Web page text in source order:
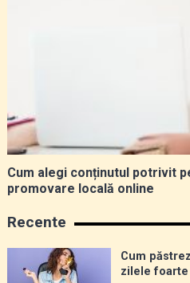
Cum alegi conținutul potrivit
promovare locală online
Recente
Cum
zilele